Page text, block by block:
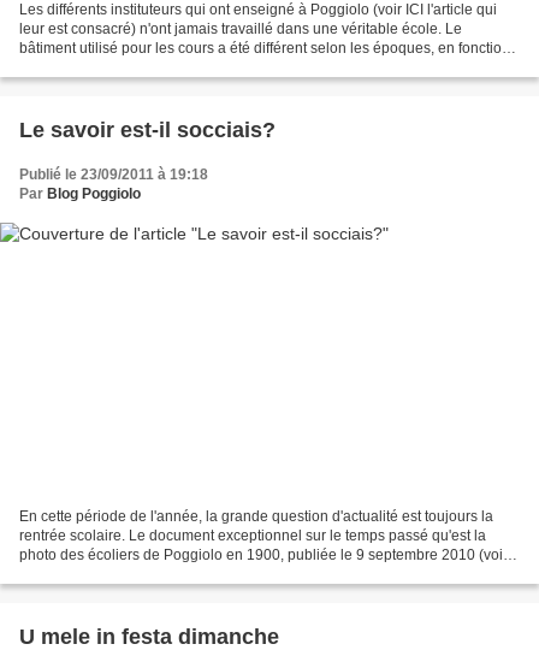
Les différents instituteurs qui ont enseigné à Poggiolo (voir ICI l'article qui
leur est consacré) n'ont jamais travaillé dans une véritable école. Le
bâtiment utilisé pour les cours a été différent selon les époques, en fonction
Le savoir est-il socciais?
Publié le 23/09/2011 à 19:18
Par Blog Poggiolo
En cette période de l'année, la grande question d'actualité est toujours la
rentrée scolaire. Le document exceptionnel sur le temps passé qu'est la
photo des écoliers de Poggiolo en 1900, publiée le 9 septembre 2010 (voir
U mele in festa dimanche